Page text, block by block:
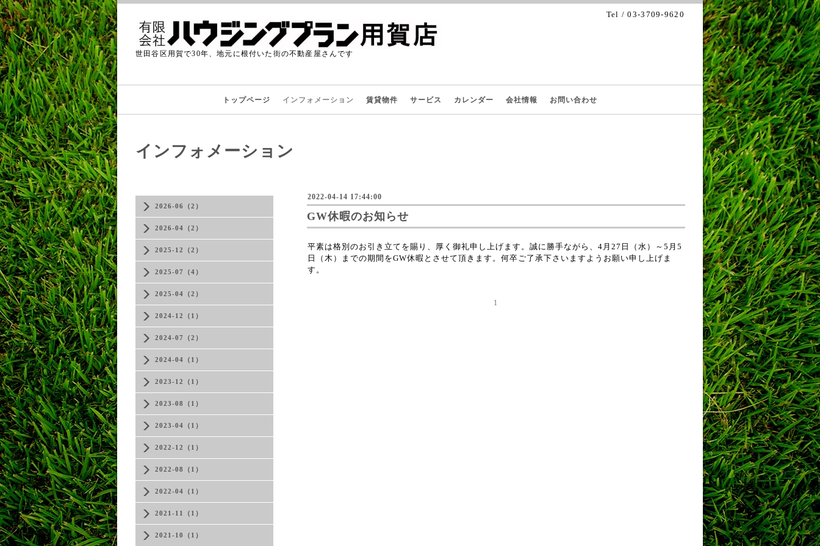
Tel / 03-3709-9620
世田谷区用賀で30年、地元に根付いた街の不動産屋さんです
トップページ インフォメーション 賃貸物件 サービス カレンダー 会社情報 お問い合わせ
2026-06（2）
2026-04（2）
2025-12（2）
2025-07（4）
2025-04（2）
2024-12（1）
2024-07（2）
2024-04（1）
2023-12（1）
2023-08（1）
2023-04（1）
2022-12（1）
2022-08（1）
2022-04（1）
2021-11（1）
2021-10（1）
インフォメーション
2022-04-14 17:44:00
GW休暇のお知らせ
平素は格別のお引き立てを賜り、厚く御礼申し上げます。誠に勝手ながら、4月27日（水）～5月5
日（木）までの期間をGW休暇とさせて頂きます。何卒ご了承下さいますようお願い申し上げま
す。
1